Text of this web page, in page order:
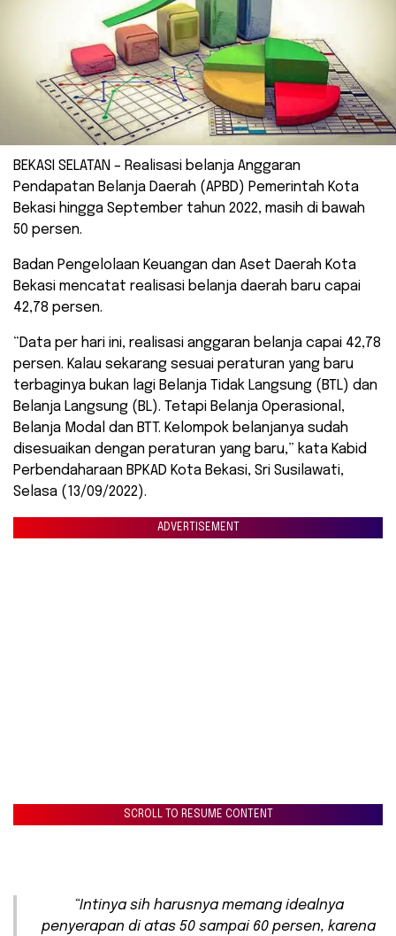
BEKASI SELATAN – Realisasi belanja Anggaran
Pendapatan Belanja Daerah (APBD) Pemerintah Kota
Bekasi hingga September tahun 2022, masih di bawah
50 persen.
Badan Pengelolaan Keuangan dan Aset Daerah Kota
Bekasi mencatat realisasi belanja daerah baru capai
42,78 persen.
“Data per hari ini, realisasi anggaran belanja capai 42,78
persen. Kalau sekarang sesuai peraturan yang baru
terbaginya bukan lagi Belanja Tidak Langsung (BTL) dan
Belanja Langsung (BL). Tetapi Belanja Operasional,
Belanja Modal dan BTT. Kelompok belanjanya sudah
disesuaikan dengan peraturan yang baru,” kata Kabid
Perbendaharaan BPKAD Kota Bekasi, Sri Susilawati,
Selasa (13/09/2022).
ADVERTISEMENT
SCROLL TO RESUME CONTENT
“Intinya sih harusnya memang idealnya
penyerapan di atas 50 sampai 60 persen, karena